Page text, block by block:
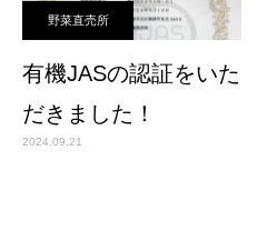
野菜直売所
有機JASの認証をいた
だきました！
2024.09.21